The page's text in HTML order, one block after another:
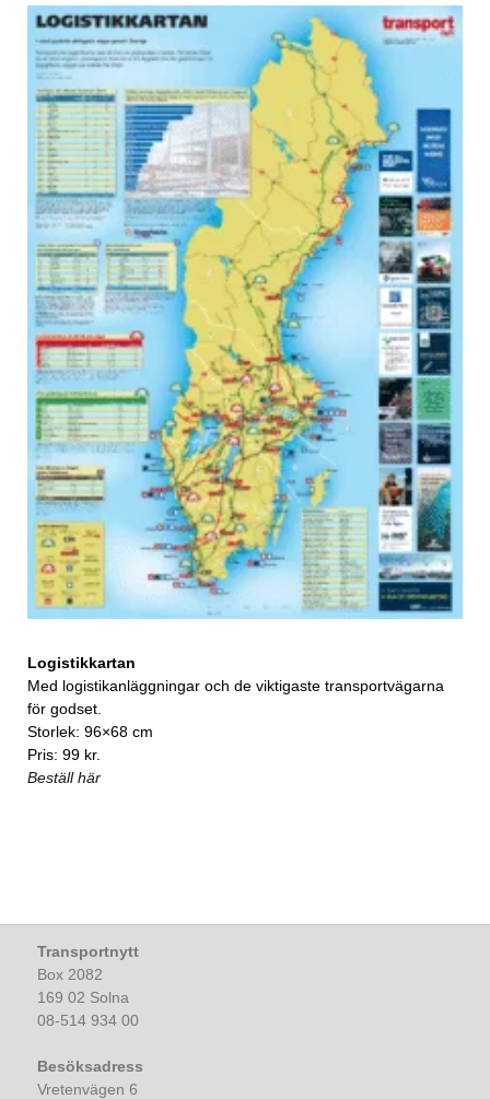
Logistikkartan
Med logistikanläggningar och de viktigaste transportvägarna
för godset.
Storlek: 96×68 cm
Pris: 99 kr.
Beställ här
Transportnytt
Box 2082
169 02 Solna
08-514 934 00
Besöksadress
Vretenvägen 6